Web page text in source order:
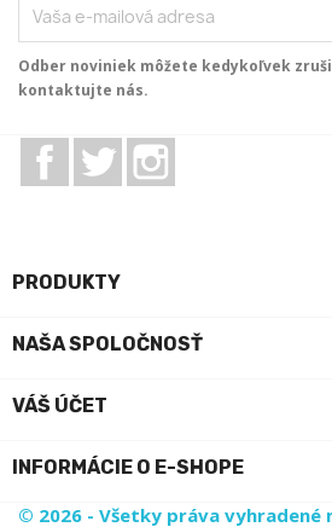
Odber noviniek môžete kedykoľvek
kontaktujte nás.
Facebook
Twitter
PRODUKTY
NAŠA SPOLOČNOSŤ
VÁŠ ÚČET
INFORMÁCIE O E-SHOPE
© 2026 - Všetky práva vyhradené